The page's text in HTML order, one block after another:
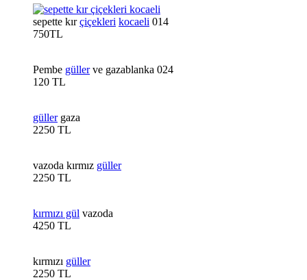
sepette kırçiçekleri kocaeli 014
750TL
Pembe güllerve gazablanka 024
120 TL
güllergaza
2250 TL
vazoda kırmız güller
2250 TL
kırmızı gül vazoda
4250 TL
kırmızı güller
2250 TL